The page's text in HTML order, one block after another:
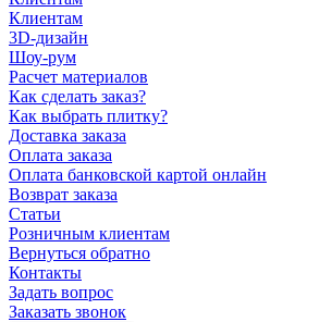
Клиентам
3D-дизайн
Шоу-рум
Расчет материалов
Как сделать заказ?
Как выбрать плитку?
Доставка заказа
Оплата заказа
Оплата банковской картой онлайн
Возврат заказа
Статьи
Розничным клиентам
Вернуться обратно
Контакты
Задать вопрос
Заказать звонок